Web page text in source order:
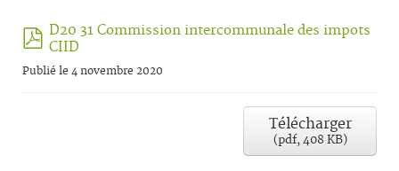
pdf
D20 31 Commission intercommunale des impots
CIID
Publié le 4 novembre 2020
Télécharger
(pdf,408 KB)